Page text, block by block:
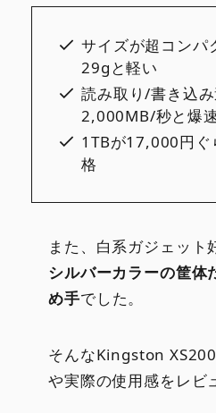
サイズが超コンパ
29gと軽い
読み取り/書き込
2,000MB/秒と爆
1TBが17,000円ぐ
格
また、白系ガジェット
シルバーカラーの筐体
め手でした。
そんなKingston
や実際の使用感をレビ